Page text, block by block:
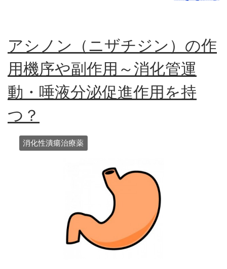
アシノン（ニザチジン）の作
用機序や副作用～消化管運
動・唾液分泌促進作用を持
つ？
消化性潰瘍治療薬